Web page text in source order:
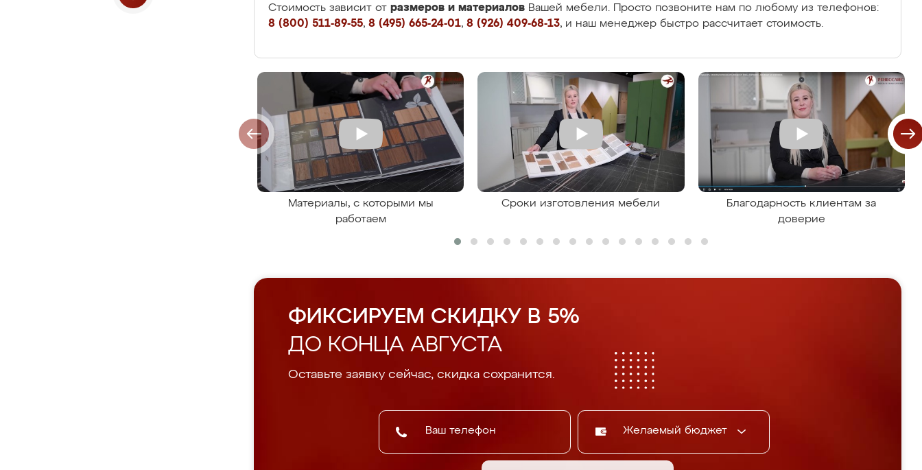
Стоимость зависит от размеров и материалов Вашей мебели. Просто позвоните нам по любому из телефонов:
8 (800) 511-89-55, 8 (495) 665-24-01, 8 (926) 409-68-13, и наш менеджер быстро рассчитает стоимость.
Материалы, с которыми мы
работаем
Сроки изготовления мебели
Благодарность клиентам за
доверие
ФИКСИРУЕМ СКИДКУ В 5%
ДО КОНЦА АВГУСТА
Оставьте заявку сейчас, скидка сохранится.
Желаемый бюджет